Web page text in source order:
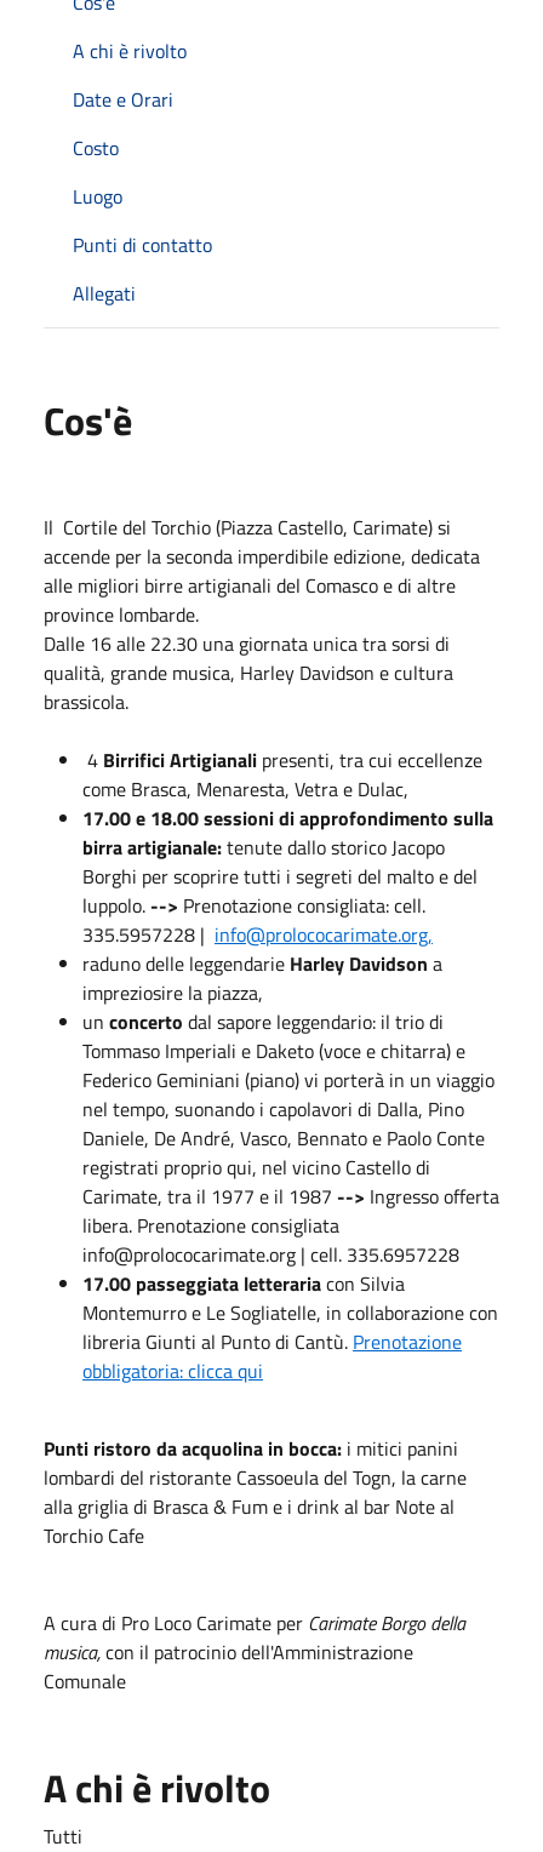
A chi è rivolto
Date e Orari
Costo
Luogo
Punti di contatto
Allegati
Cos'è
Il Cortile del Torchio (Piazza Castello, Carimate) si
accende per la seconda imperdibile edizione, dedicata
alle migliori birre artigianali del Comasco e di altre
province lombarde.
​Dalle 16 alle 22.30 una giornata unica tra sorsi di
qualità, grande musica, Harley Davidson e cultura
brassicola.
4 Birrifici Artigianali presenti, tra cui eccellenze
come Brasca, Menaresta, Vetra e Dulac,
17.00 e 18.00 sessioni di approfondimento sulla
birra artigianale:tenute dallo storico Jacopo
Borghi per scoprire tutti i segreti del malto e del
luppolo.--> Prenotazione consigliata: cell.
335.5957228 | info@prolococarimate.org,
raduno delle leggendarie Harley Davidson a
impreziosire la piazza,
un concerto dal sapore leggendario: il trio di
Tommaso Imperiali e Daketo (voce e chitarra) e
Federico Geminiani (piano) vi porterà in un viaggio
nel tempo, suonando i capolavori di Dalla, Pino
Daniele, De André, Vasco, Bennato e Paolo Conte
registrati proprio qui, nel vicino Castello di
Carimate, tra il 1977 e il 1987 --> Ingresso offerta
libera. Prenotazione consigliata
info@prolococarimate.org | cell. 335.6957228
17.00 passeggiata letterariacon Silvia
Montemurro e Le Sogliatelle, in collaborazione con
libreria Giunti al Punto di Cantù. Prenotazione
obbligatoria: clicca qui
​Punti ristoro da acquolina in bocca: i mitici panini
lombardi del ristorante Cassoeula del Togn, la carne
alla griglia di Brasca & Fum e i drink al bar Note al
Torchio Cafe
A cura di Pro Loco Carimate per Carimate Borgo della
musica,con il patrocinio dell'Amministrazione
Comunale
A chi è rivolto
Tutti